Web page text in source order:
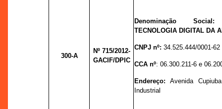
300-A
Nº 715/2012-
GACIF/DPIC
Denominação
TECNOLOGIA DIGITAL DA
CNPJ nº:34.525.444/0001-62
CCA nº:06.300.211-6 e
Endereço:
Avenida
Industrial